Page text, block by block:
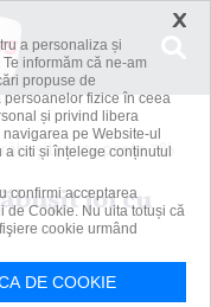
joi cu peste 7%
joi cu
×
a personaliza și
informăm că ne-am
propuse de
fizice în ceea
și privind libera
pe Website-ul
citi și înțelege conținutul
confirmi acceptarea
de Cookie. Nu uita totuși că
cookie urmând
DE COOKIE